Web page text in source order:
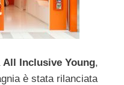
All Inclusive Young,
è stata rilanciata